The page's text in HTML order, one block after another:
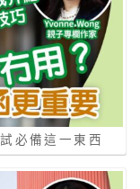
必備這一東西